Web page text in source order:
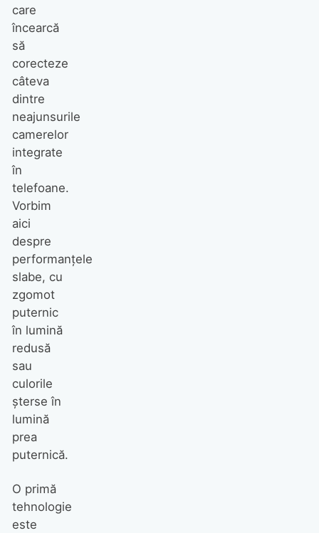
care
încearcă
să
corecteze
câteva
dintre
neajunsurile
camerelor
integrate
în
telefoane.
Vorbim
aici
despre
performanţele
slabe, cu
zgomot
puternic
în lumină
redusă
sau
culorile
şterse în
lumină
prea
puternică.
O primă
tehnologie
este